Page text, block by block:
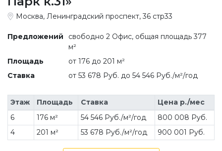
Москва, Ленинградский проспект, 36 стр33
Предложений
свободно 2 Офис, общая площадь 377
м²
Площадь
от 176 до 201 м²
Ставка
от 53 678 Руб. до 54 546 Руб./м²/год
Этаж Площадь Ставка
Цена р./мес
6
176 м² 54 546 Руб./м²/год
800 008 Руб.
4
201 м² 53 678 Руб./м²/год 900 001 Руб.